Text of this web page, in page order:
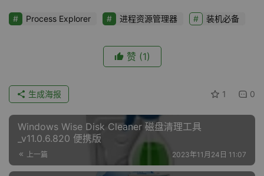
Process Explorer 进程资源管理器 装机必备
赞 (1)
1 0
生成海报
Windows Wise Disk Cleaner 磁盘清理工具
_v11.0.6.820 便携版
上一篇 2023年11月24日 11:07